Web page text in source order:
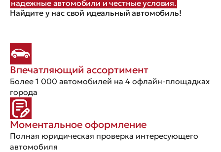
надежные автомобили и честные условия.
Найдите у нас свой идеальный автомобиль!
Впечатляющий ассортимент
Более 1 000 автомобилей на 4 офлайн-площадках
города
Моментальное оформление
Полная юридическая проверка интересующего
автомобиля